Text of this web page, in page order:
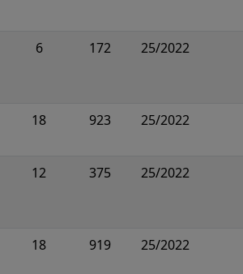
6 172 25/2022
18 923 25/2022
12 375 25/2022
18 919 25/2022